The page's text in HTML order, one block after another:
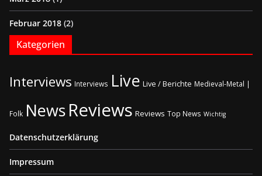
Februar 2018 (2)
Kategorien
Interviews Interviews Live Live / Berichte Medieval-Metal |
Folk NewsReviews Reviews Top News Wichtig
Datenschutzerklärung
Impressum